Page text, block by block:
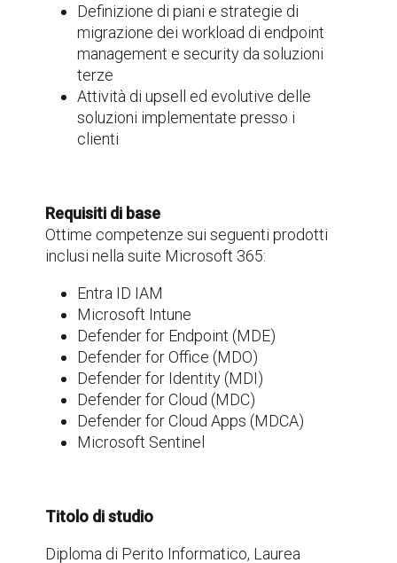
Definizione di piani e strategie di
migrazione dei workload di endpoint
management e security da soluzioni
terze
Attività di upsell ed evolutive delle
soluzioni implementate presso i
clienti
Requisiti di base
Ottime competenze sui seguenti prodotti
inclusi nella suite Microsoft 365:
Entra ID IAM
Microsoft Intune
Defender for Endpoint (MDE)
Defender for Office (MDO)
Defender for Identity (MDI)
Defender for Cloud (MDC)
Defender for Cloud Apps (MDCA)
Microsoft Sentinel
Titolo di studio
Diploma di Perito Informatico, Laurea